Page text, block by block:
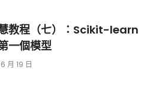
教程（七）：Scikit-learn
一個模型
月 19 日